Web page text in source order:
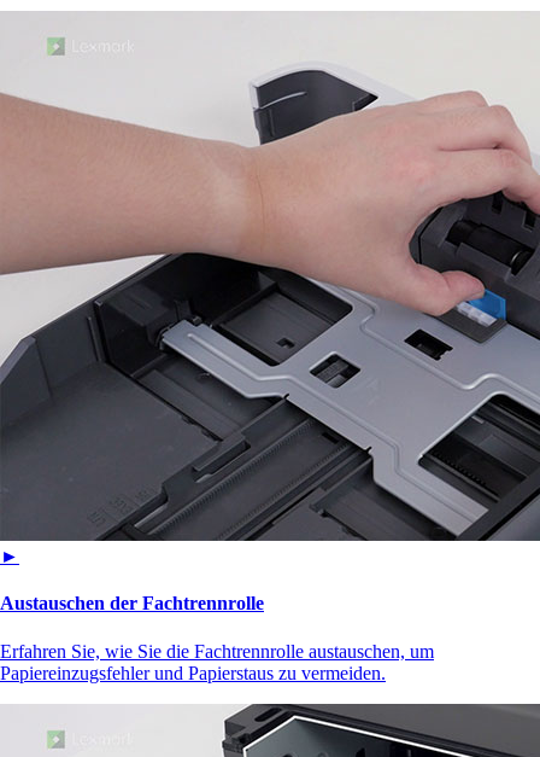
►
Austauschen der Fachtrennrolle
Erfahren Sie, wie Sie die Fachtrennrolle austauschen, um
Papiereinzugsfehler und Papierstaus zu vermeiden.